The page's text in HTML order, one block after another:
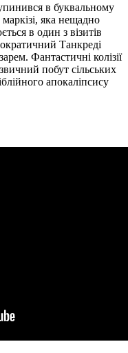
в буквальному
яка нещадно
в один з візитів
Танкреді
Фантастичні колізії
побут сільських
апокаліпсису